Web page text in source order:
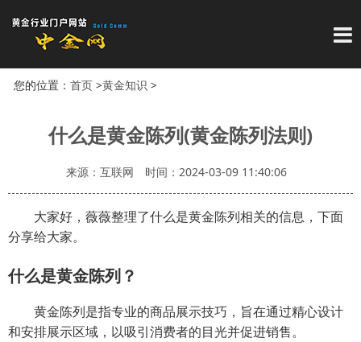
导
您的位置： 首页>黄金知识 >
什么是黄金陈列(黄金陈列法则)
来源：互联网 时间：2024-03-09 11:40:06
大家好，薇薇整理了什么是黄金陈列相关的信息，下面
分享给大家。
什么是黄金陈列？
黄金陈列是指专业的商品展示技巧，旨在通过精心设计
和安排展示区域，以吸引消费者的目光并促进销售。